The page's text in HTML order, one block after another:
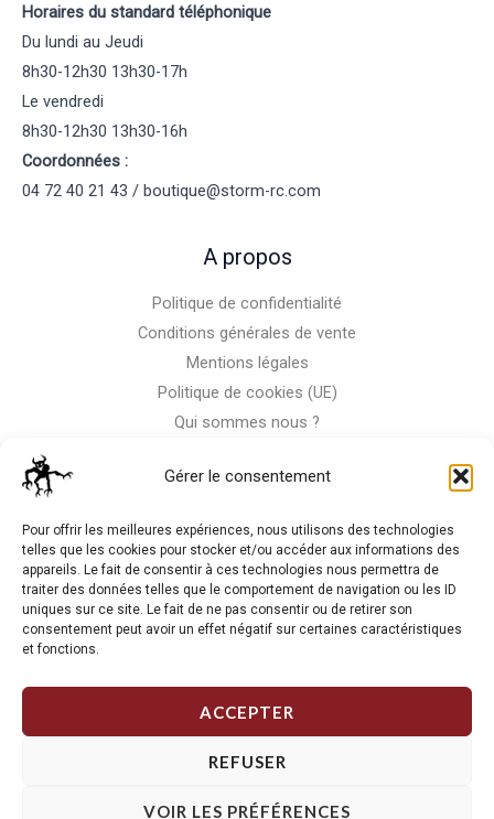
Gérer le consentement
Pour offrir les meilleures expériences, nous utilisons des technologies
telles que les cookies pour stocker et/ou accéder aux informations des
appareils. Le fait de consentir à ces technologies nous permettra de
traiter des données telles que le comportement de navigation ou les ID
uniques sur ce site. Le fait de ne pas consentir ou de retirer son
consentement peut avoir un effet négatif sur certaines caractéristiques
et fonctions.
ACCEPTER
REFUSER
VOIR LES PRÉFÉRENCES
Horaires du standard téléphonique
Du lundi au Jeudi
8h30-12h30 13h30-17h
Le vendredi
8h30-12h30 13h30-16h
Coordonnées :
04 72 40 21 43 / boutique@storm-rc.com
A propos
Politique de confidentialité
Conditions générales de vente
Mentions légales
Politique de cookies (UE)
Qui sommes nous ?
La RC n'est pas notre seule passion, venez visiter notre shop
de motos
Copyright © 2026 Storm RC. Powered by Storm Team.